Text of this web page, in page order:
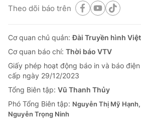
Theo dõi báo trên
Cơ quan chủ quản:Đài Truyền hình
Cơ quan báo chí: Thời báo VTV
Giấy phép hoạt động báo in và báo
cấp ngày 29/12/2023
Tổng Biên tập: Vũ Thanh Thủy
Phó Tổng Biên tập: Nguyễn Thị Mỹ
Nguyễn Trọng Ninh